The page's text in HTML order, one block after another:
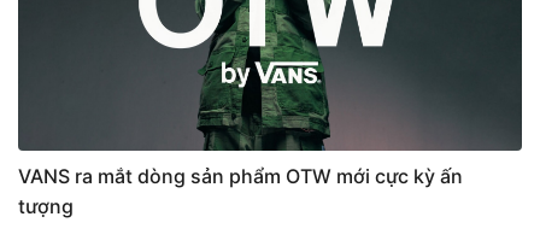
VANS ra mắt dòng sản phẩm OTW mới cực kỳ ấn
tượng